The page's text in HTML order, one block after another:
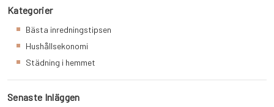
Kategorier
Bästa inredningstipsen
Hushållsekonomi
Städning i hemmet
Senaste Inläggen